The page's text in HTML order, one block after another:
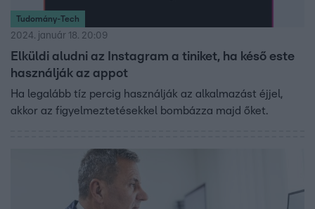
Tudomány-Tech
2024. január 18. 20:09
Elküldi aludni az Instagram a tiniket, ha késő este
használják az appot
Ha legalább tíz percig használják az alkalmazást éjjel,
akkor az figyelmeztetésekkel bombázza majd őket.